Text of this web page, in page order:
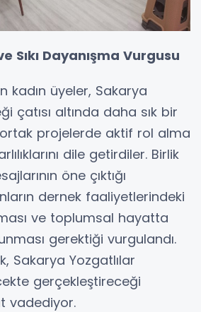
Sıkı Dayanışma Vurgusu
kadın üyeler, Sakarya
çatısı altında daha sık bir
projelerde aktif rol alma
dile getirdiler. Birlik
öne çıktığı
dernek faaliyetlerindeki
ve toplumsal hayatta
gerektiği vurgulandı.
Sakarya Yozgatlılar
gerçekleştireceği
vadediyor.